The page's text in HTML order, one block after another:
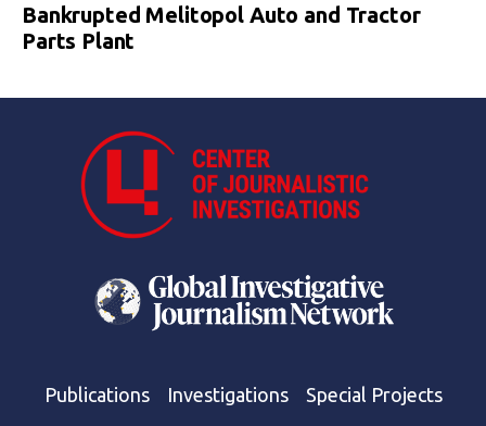
Bankrupted Melitopol Auto and Tractor
Parts Plant
Publications Investigations Special Projects